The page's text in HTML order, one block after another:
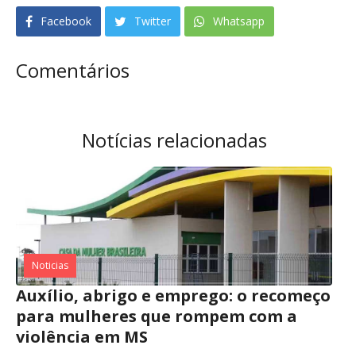
Facebook Twitter Whatsapp
Comentários
Notícias relacionadas
Noticias
Auxílio, abrigo e emprego: o recomeço
para mulheres que rompem com a
violência em MS